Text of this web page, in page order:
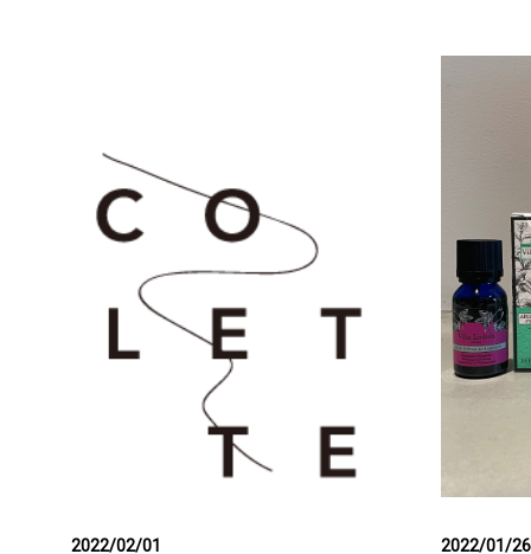
2022/02/01 2022/01/26